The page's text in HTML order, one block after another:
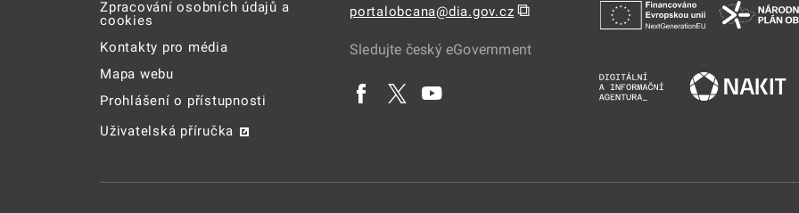
Zpracování osobních údajů a
cookies
Kontakty pro média
Mapa webu
Prohlášení o přístupnosti
Uživatelská příručka
portalobcana@dia.gov.cz ⧉
Sledujte český eGovernment